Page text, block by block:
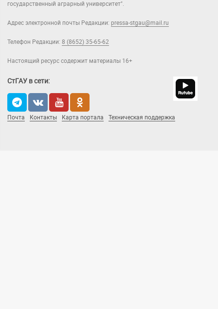
государственный аграрный университет".
Адрес электронной почты Редакции: pressa-stgau@mail.ru
Телефон Редакции: 8 (8652) 35-65-62
Настоящий ресурс содержит материалы 16+
СтГАУ в сети:
Почта Контакты Карта портала Техническая поддержка